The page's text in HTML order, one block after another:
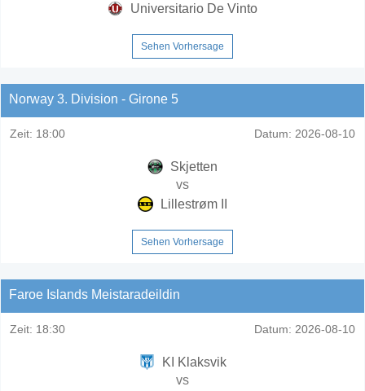
Universitario De Vinto
Sehen Vorhersage
Norway 3. Division - Girone 5
Zeit: 18:00 Datum: 2026-08-10
Skjetten
vs
Lillestrøm II
Sehen Vorhersage
Faroe Islands Meistaradeildin
Zeit: 18:30 Datum: 2026-08-10
KI Klaksvik
vs